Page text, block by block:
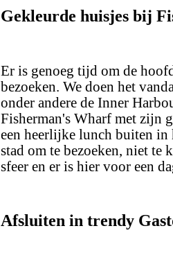
Gekleurde huisjes bij
Er is genoeg tijd om de
bezoeken. We doen het
onder andere de Inner
Fisherman's Wharf met zijn
een heerlijke lunch buiten in
stad om te bezoeken, niet te
sfeer en er is hier voor een
Afsluiten in trendy